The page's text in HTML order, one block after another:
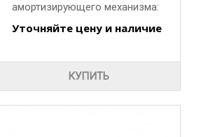
амортизирующего механизма:
Уточняйте цену и наличие
КУПИТЬ